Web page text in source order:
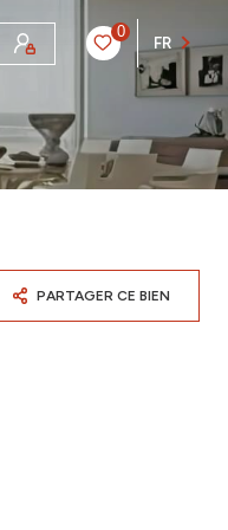
0
FR
PARTAGER CE BIEN